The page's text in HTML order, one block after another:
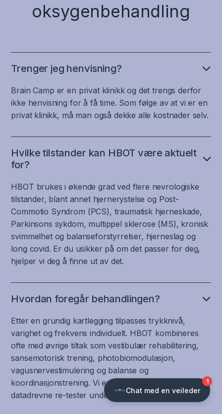
oksygenbehandling
Trenger jeg henvisning?
Brain Camp er en privat klinikk og det trengs derfor
ikke henvisning for å få time. Som følge av at vi er en
privat klinikk, må man også dekke alle kostnader selv.
Hvilke tilstander kan HBOT være aktuelt
for?
HBOT brukes i økende grad ved flere nevrologiske
tilstander, blant annet hjernerystelse og Post-
Commotio Syndrom (PCS), traumatisk hjerneskade,
Parkinsons sykdom, multippel sklerose (MS), kronisk
svimmelhet og balanseforstyrrelser, hjerneslag og
long covid. Er du usikker på om det passer for deg,
hjelper vi deg å finne ut av det.
Hvordan foregår behandlingen?
Etter en grundig kartlegging tilpasses trykknivå,
varighet og frekvens individuelt. HBOT kombineres
ofte med øvrige tiltak som vestibulær rehabilitering,
sansemotorisk trening, photobiomodulasjon,
vagusnervestimulering og balanse og
koordinasjonstrening. Vi evaluerer fremgangen med
datadrevne re-tester underveis.